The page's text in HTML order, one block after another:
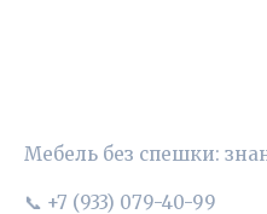
Мебель без спешки:
📞 +7 (933) 079-40-99